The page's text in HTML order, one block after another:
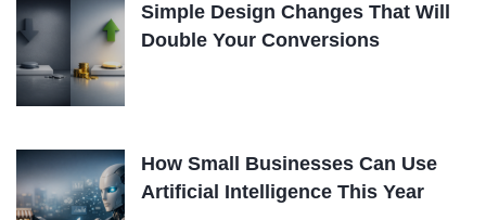
Simple Design Changes That Will
Double Your Conversions
How Small Businesses Can Use
Artificial Intelligence This Year